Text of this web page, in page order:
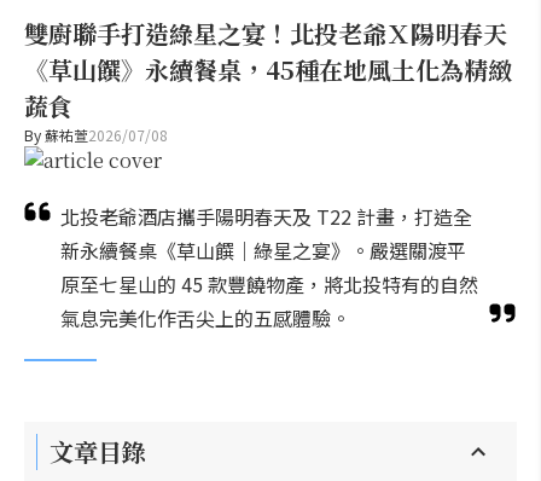
雙廚聯手打造綠星之宴！北投老爺Ｘ陽明春天
《草山饌》永續餐桌，45種在地風土化為精緻
蔬食
By蘇祐萱2026/07/08
北投老爺酒店攜手陽明春天及 T22 計畫，打造全
新永續餐桌《草山饌｜綠星之宴》。嚴選關渡平
原至七星山的 45 款豐饒物產，將北投特有的自然
氣息完美化作舌尖上的五感體驗。
文章目錄